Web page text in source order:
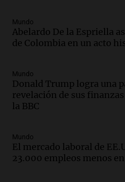
Episodios
Audio.La calidad del
Argentina cae y
Panorama Federal
Episodios
Audio. Audiencia por
Altas Cumbres:
Episodios
Audio.Solicitan
Group en medio de
Mundo
Abelardo De la Espriella
de Colombia en un acto
Mundo
Donald Trump logra una
revelación de sus
la BBC
Mundo
El mercado laboral de
23.000 empleos menos